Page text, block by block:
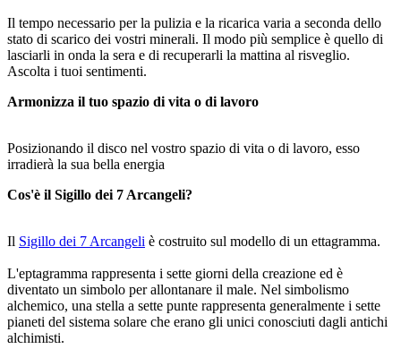
Il tempo necessario per la pulizia e la ricarica varia a seconda dello
stato di scarico dei vostri minerali. Il modo più semplice è quello di
lasciarli in onda la sera e di recuperarli la mattina al risveglio.
Ascolta i tuoi sentimenti.
Armonizza il tuo spazio di vita o di lavoro
Posizionando il disco nel vostro spazio di vita o di lavoro, esso
irradierà la sua bella energia
Cos'è il Sigillo dei 7 Arcangeli?
Il Sigillo dei 7 Arcangeli è costruito sul modello di un ettagramma.
L'eptagramma rappresenta i sette giorni della creazione ed è
diventato un simbolo per allontanare il male. Nel simbolismo
alchemico, una stella a sette punte rappresenta generalmente i sette
pianeti del sistema solare che erano gli unici conosciuti dagli antichi
alchimisti.